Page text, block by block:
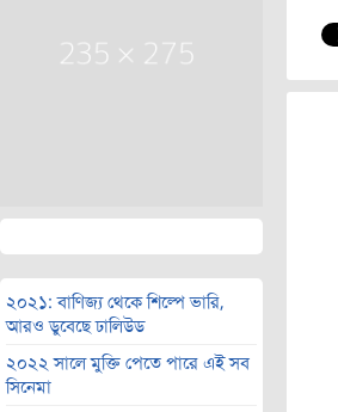
২০২১: বাণিজ্য থেকে শিল্পে ভারি,
আরও ডুবেছে ঢালিউড
২০২২ সালে মুক্তি পেতে পারে এই সব
সিনেমা